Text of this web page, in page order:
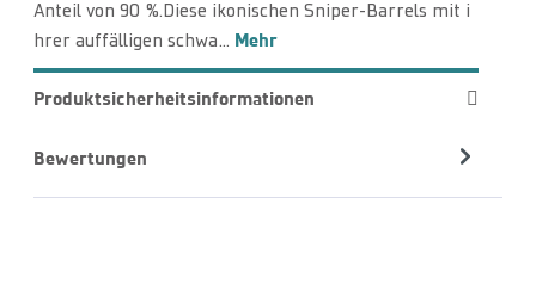
Anteil von 90 %.Diese ikonischen Sniper-Barrels mit i
hrer auffälligen schwa… Mehr
Produktsicherheitsinformationen
Bewertungen